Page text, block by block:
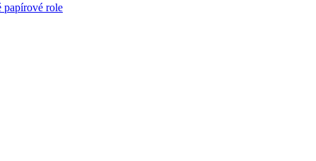
papírové role